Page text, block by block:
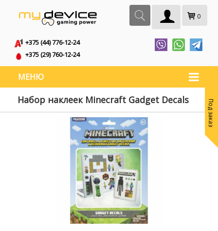
0
+375 (44) 776-12-24
+375 (29) 760-12-24
МЕНЮ
Набор наклеек Minecraft Gadget Decals Под заказ